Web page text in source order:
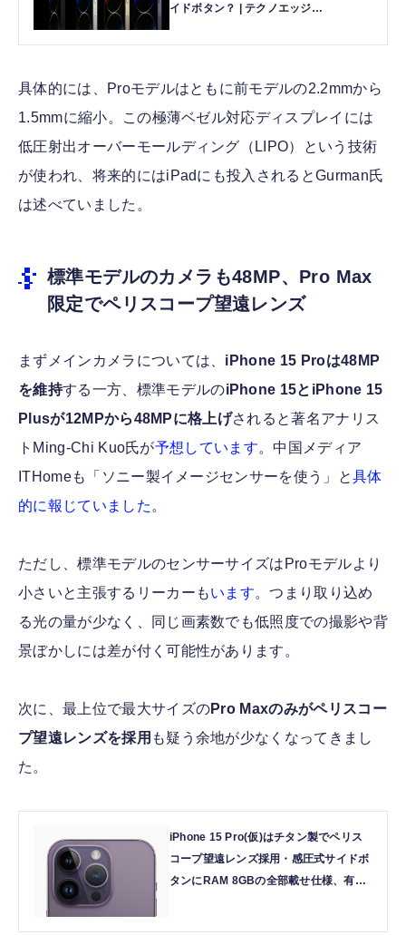
イドボタン？ | テクノエッジ
具体的には、Proモデルはともに前モデルの2.2mmから
1.5mmに縮小。この極薄ベゼル対応ディスプレイには
低圧射出オーバーモールディング（LIPO）という技術
が使われ、将来的にはiPadにも投入されるとGurman氏
は述べていました。
標準モデルのカメラも48MP、Pro Max
限定でペリスコープ望遠レンズ
まずメインカメラについては、 iPhone 15 Proは48MP
を維持する一方、標準モデルのiPhone 15とiPhone 15
Plusが12MPから48MPに格上げされると著名アナリス
トMing-Chi Kuo氏が予想しています。中国メディア
ITHomeも「ソニー製イメージセンサーを使う」と具体
的に報じていました 。
ただし、標準モデルのセンサーサイズはProモデルより
小さいと主張するリーカーもいます。つまり取り込め
る光の量が少なく、同じ画素数でも低照度での撮影や背
景ぼかしには差が付く可能性があります。
次に、最上位で最大サイズのPro Maxのみがペリスコー
プ望遠レンズを採用 も疑う余地が少なくなってきまし
た。
iPhone 15 Pro(仮)はチタン製でペリス
コープ望遠レンズ採用・感圧式サイドボ
タンにRAM 8GBの全部載せ仕様、有力